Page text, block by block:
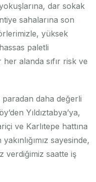
dar sokak
sahalarına son
yüksek
paletli
her alanda sıfır risk ve
paradan daha değerli
Yıldıztabya’ya,
ve Karlıtepe hattına
sayesinde,
verdiğimiz saatte iş